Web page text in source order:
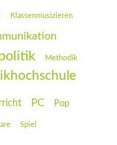
Klassenmusizieren
Methodik
PC Pop
Spiel